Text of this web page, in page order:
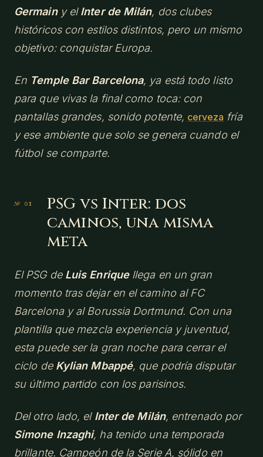
Germainy elInter de Milán, dos clubes
históricos con estilos distintos, pero un mismo
objetivo: conquistar Europa.
En Temple Bar Barcelona, ya está todo listo
para que vivas la final como toca: con
pantallas grandes, sonido potente, cerveza fría
y ese ambiente que solo se genera cuando el
fútbol se comparte.
PSG vs Inter: dos
caminos, una misma
meta
El PSG de Luis Enriquellega en un gran
momento tras dejar en el camino al FC
Barcelona y al Borussia Dortmund. Con una
plantilla que mezcla experiencia y juventud,
esta puede ser la gran noche para cerrar el
ciclo de Kylian Mbappé, que podría disputar
su último partido con los parisinos.
Del otro lado, el Inter de Milán, entrenado por
Simone Inzaghi, ha tenido una temporada
brillante. Campeón de la Serie A, sólido en